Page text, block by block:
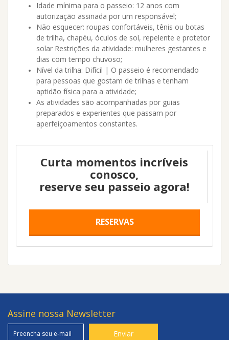
Idade mínima para o passeio: 12 anos com
autorização assinada por um responsável;
Não esquecer: roupas confortáveis, tênis ou botas
de trilha, chapéu, óculos de sol, repelente e protetor
solar Restrições da atividade: mulheres gestantes e
dias com tempo chuvoso;
Nível da trilha: Difícil | O passeio é recomendado
para pessoas que gostam de trilhas e tenham
aptidão física para a atividade;
As atividades são acompanhadas por guias
preparados e experientes que passam por
aperfeiçoamentos constantes.
Curta momentos incríveis
conosco,
reserve seu passeio agora!
RESERVAS
Assine nossa Newsletter